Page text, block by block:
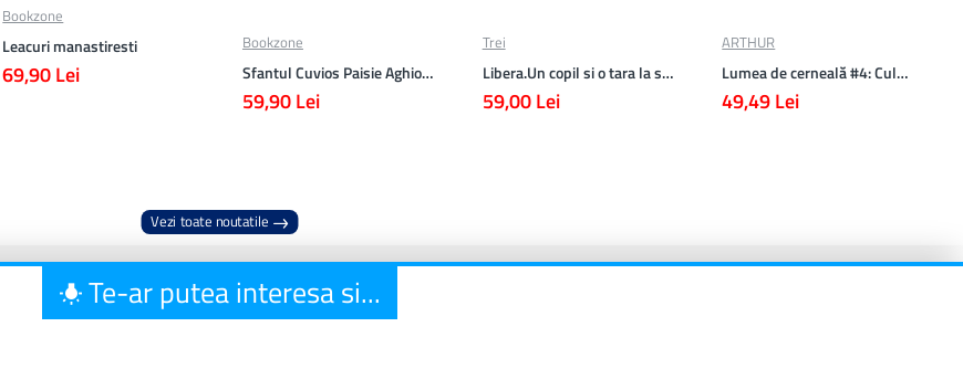
Bookzone
Leacuri manastiresti
69,90 Lei
Bookzone
Sfantul Cuvios Paisie Aghioritul
59,90 Lei
Trei
Libera.Un copil si o tara la sfarsitul istoriei.Lea Ypi
59,00 Lei
ARTHUR
Lumea de cerneală #4: Culoarea răzbunării
49,49 Lei
Vezi toate noutatile
Te-ar putea interesa si...